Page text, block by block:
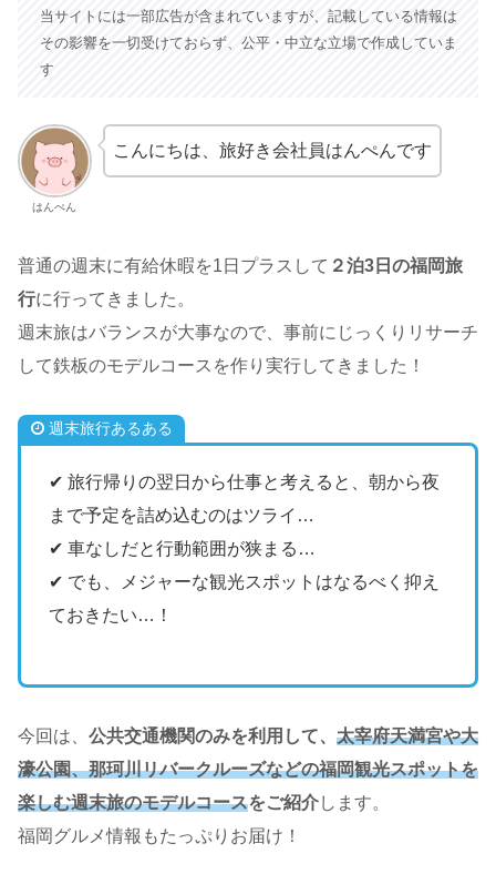
当サイトには一部広告が含まれていますが、記載している情報は
その影響を一切受けておらず、公平・中立な立場で作成していま
す
はんぺん
こんにちは、旅好き会社員はんぺんです
普通の週末に有給休暇を1日プラスして ２泊3日の福岡旅
行に行ってきました。
週末旅はバランスが大事なので、事前にじっくりリサーチ
して鉄板のモデルコースを作り実行してきました！
週末旅行あるある
✔︎ 旅行帰りの翌日から仕事と考えると、朝から夜
まで予定を詰め込むのはツライ…
✔︎ 車なしだと行動範囲が狭まる…
✔︎ でも、メジャーな観光スポットはなるべく抑え
ておきたい…！
今回は、 公共交通機関のみを利用して、 太宰府天満宮や大
濠公園、那珂川リバークルーズなどの福岡観光スポットを
楽しむ週末旅のモデルコースをご紹介します。
福岡グルメ情報もたっぷりお届け！